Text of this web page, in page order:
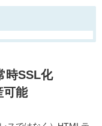
時SSL化
可能